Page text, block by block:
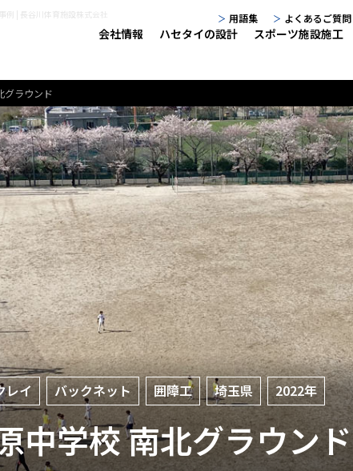
例 | 長谷川体育施設株式会社
会社情報 ハセタイの設計 スポーツ施設施工
用語集 よくあるご質問
グラウンド
レイ バックネット 囲障工 埼玉県 2022年
中学校 南北グラウンド